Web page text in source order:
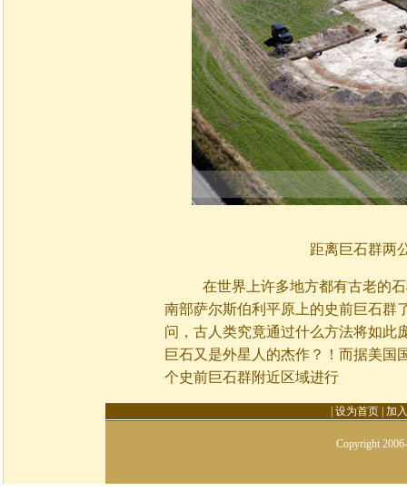
距离巨石群两
在世界上许多地方都有古老的石
南部萨尔斯伯利平原上的史前巨石群
问，古人类究竟通过什么方法将如此
巨石又是外星人的杰作？！而据美国
个史前巨石群附近区域进行
设为首页 加
Copyright